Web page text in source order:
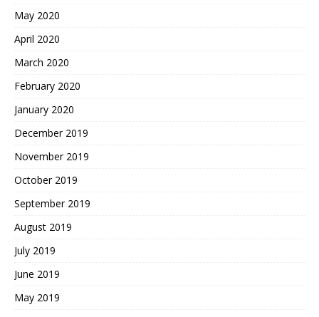
May 2020
April 2020
March 2020
February 2020
January 2020
December 2019
November 2019
October 2019
September 2019
August 2019
July 2019
June 2019
May 2019